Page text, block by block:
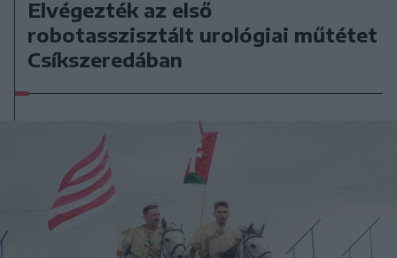
Elvégezték az első
robotasszisztált urológiai műtétet
Csíkszeredában